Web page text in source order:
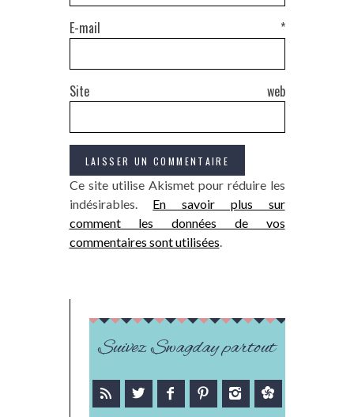
E-mail *
Site web
Ce site utilise Akismet pour réduire les
indésirables. En savoir plus sur
comment les données de vos
commentaires sont utilisées
Suivez Swagday partout